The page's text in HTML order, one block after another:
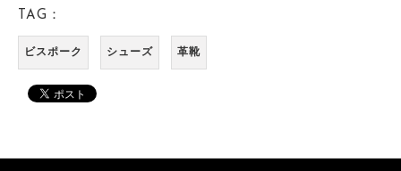
TAG：
ビスポーク シューズ 革靴